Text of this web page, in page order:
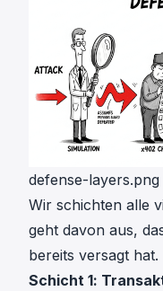
defense-layers.png
Wir schichten alle
geht davon aus,
bereits versagt hat.
Schicht 1: